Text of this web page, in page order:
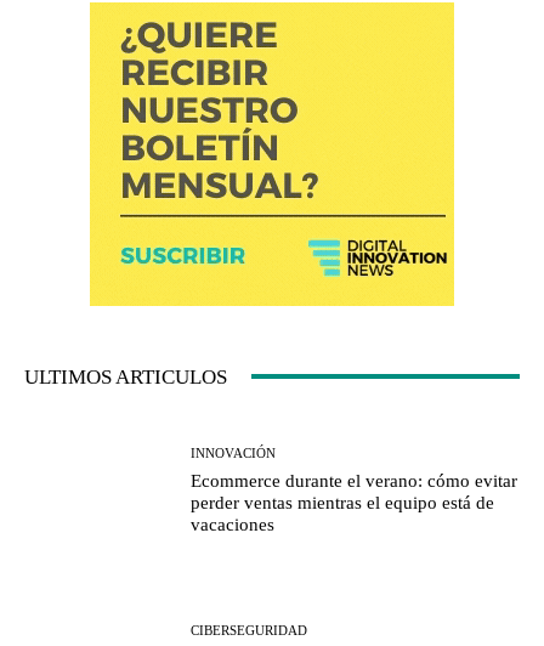
ULTIMOS ARTICULOS
INNOVACIÓN
Ecommerce durante el verano: cómo evitar
perder ventas mientras el equipo está de
vacaciones
CIBERSEGURIDAD